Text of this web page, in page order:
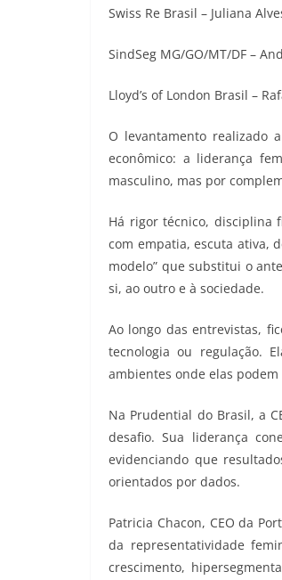
Swiss Re Brasil – Juliana
SindSeg MG/GO/MT/DF –
Lloyd’s of London Brasil –
O levantamento realizado
econômico: a liderança
masculino, mas por
Há rigor técnico, disciplina
com empatia, escuta ativa,
modelo” que substitui o
si, ao outro e à sociedade.
Ao longo das entrevistas,
tecnologia ou regulação.
ambientes onde elas
Na Prudential do Brasil, a
desafio. Sua liderança
evidenciando que
orientados por dados.
Patricia Chacon, CEO da
da representatividade
crescimento,